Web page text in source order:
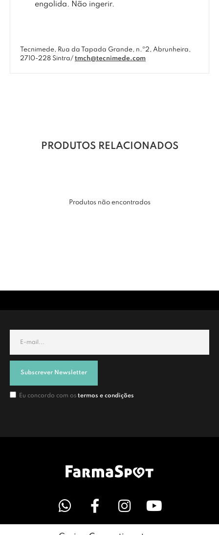
engolida. Não ingerir.
Tecnimede, Rua da Tapada Grande, n.º2, Abrunheira,
2710-228 Sintra/ tmch@tecnimede.com
PRODUTOS RELACIONADOS
Produtos não encontrados
Subscrever Newsletter
Eu concordo com os termos e condições